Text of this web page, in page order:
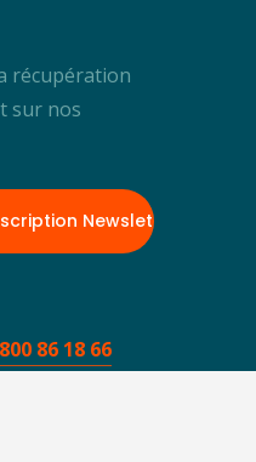
récupération
sur nos
86 18 66